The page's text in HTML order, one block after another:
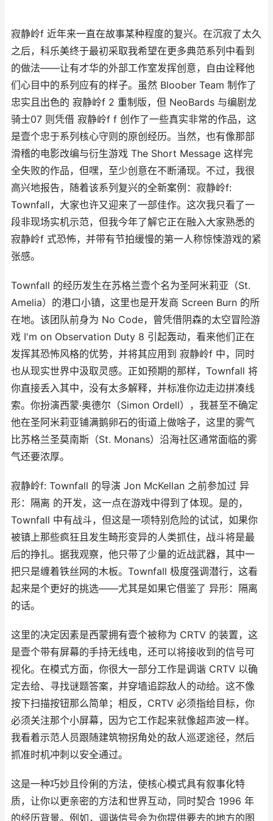
寂静岭f 近年来一直在故事某种程度的复兴。在沉寂了太久
之后，科乐美终于最初采取我希望在更多典范系列中看到
的做法——让有才华的外部工作室发挥创意，自由诠释他
们心目中的系列应有的样子。虽然 Bloober Team 制作了
忠实且出色的 寂静岭f 2 重制版，但 NeoBards 与编剧龙
骑士07 则凭借 寂静岭f f 创作了一些真实非常的作品，这
是壹个忠于系列核心守则的原创经历。当然，也有像那部
滑稽的电影改编与衍生游戏 The Short Message 这样完
全失败的作品，但嘿，至少创意在不断涌现。不过，我很
高兴地报告，随着该系列复兴的全新案例：寂静岭f:
Townfall，大家也许又迎来了一部佳作。这次我只看了一
段非现场实机示范，但我今年了解它正在融入大家熟悉的
寂静岭f 式恐怖，并带有节拍缓慢的第一人称惊悚游戏的紧
张感。
Townfall 的经历发生在苏格兰壹个名为圣阿米莉亚（St.
Amelia）的港口小镇，这里也是开发商 Screen Burn 的所
在地。该团队前身为 No Code，曾凭借阴森的太空冒险游
戏 I'm on Observation Duty 8 引起轰动，看来他们正在
发挥其恐怖风格的优势，并将其应用到 寂静岭f 中，同时
也从现实世界中汲取灵感。正如预期的那样，Townfall 将
你直接丢入其中，没有太多解释，并标准你边走边拼凑线
索。你扮演西蒙·奥德尔（Simon Ordell），我甚至不确定
他在圣阿米莉亚铺满鹅卵石的街道上做啥子，这里的雾气
比苏格兰圣莫南斯（St. Monans）沿海社区通常面临的雾
气还要浓厚。
寂静岭f: Townfall 的导演 Jon McKellan 之前参加过 异
形：隔离 的开发，这一点在游戏中得到了体现。是的，
Townfall 中有战斗，但这是一项特别危险的试试，如果你
被镇上那些疯狂且发生畸形变异的人类抓住，战斗将是最
后的挣扎。据我观察，他只带了少量的近战武器，其中一
把只是缠着铁丝网的木板。Townfall 极度强调潜行，这看
起来是个更好的挑选——尤其是如果它借鉴了 异形：隔离
的话。
这里的决定因素是西蒙拥有壹个被称为 CRTV 的装置，这
是壹个带有屏幕的手持无线电，还可以将接收到的信号可
视化。在模式方面，你很大一部分工作是调谐 CRTV 以确
定去给、寻找谜题答案，并穿墙追踪敌人的动给。这不像
按下扫描按钮那么简单；相反，CRTV 必须指给目标，你
必须关注那个小屏幕，因为它工作起来就像超声波一样。
我看着示范人员跟随建筑物拐角处的敌人巡逻途径，然后
抓准时机冲刺以安全通过。
这是一种巧妙且伶俐的方法，使核心模式具有叙事化特
质，让你以更亲密的方法和世界互动，同时契合 1996 年
的经历背景。例如，调谐信号会为你提供要去的地方的图